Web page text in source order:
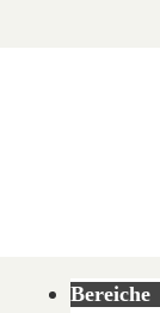
Bereiche